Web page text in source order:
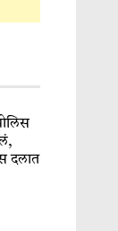
दलात